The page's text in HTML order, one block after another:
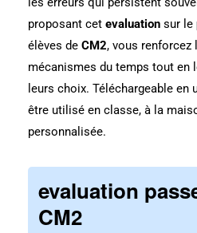
proposant cet evaluation sur le
élèves de CM2, vous renforcez
mécanismes du temps tout en
leurs choix. Téléchargeable en
être utilisé en classe, à la
personnalisée.
evaluation
CM2